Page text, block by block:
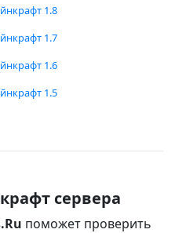
1.8
1.7
1.6
1.5
сервера
поможет проверить